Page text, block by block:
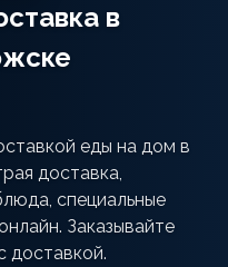
в
еды на дом в
доставка,
специальные
Заказывайте